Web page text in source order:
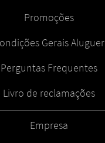
Promoções
Gerais Aluguer
Perguntas Frequentes
Livro de reclamações
Empresa